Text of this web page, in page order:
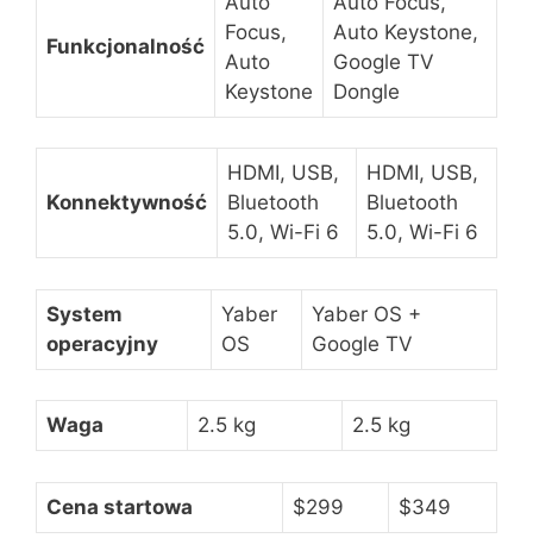
Funkcjonalność
Focus,
Auto
Keystone
Auto Keystone,
Google TV
Dongle
Konnektywność
HDMI, USB,
Bluetooth
5.0, Wi-Fi 6
HDMI, USB,
Bluetooth
5.0, Wi-Fi 6
System
operacyjny
Yaber
OS
Yaber OS +
Google TV
Waga 2.5 kg 2.5 kg
Cena startowa $299 $349